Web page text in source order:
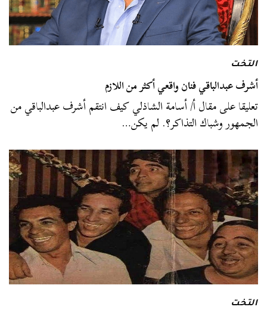
التخت
أشرف عبدالباقي فنان واقعي أكثر من اللازم
تعليقا على مقال أ/ أسامة الشاذلي كيف انتقم أشرف عبدالباقي من
الجمهور وشباك التذاكر؟. لم يكن…
التخت